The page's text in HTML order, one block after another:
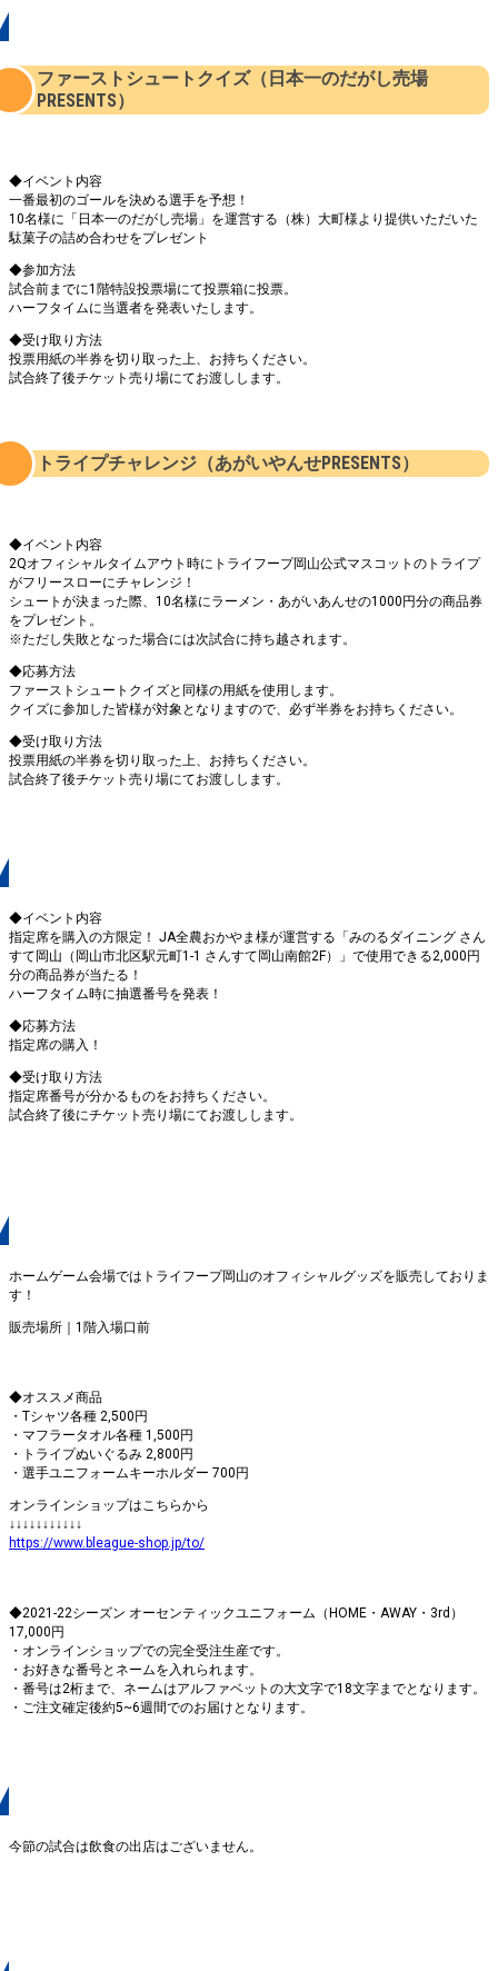
ファーストシュートクイズ（日本一のだがし売場
PRESENTS）
◆イベント内容
一番最初のゴールを決める選手を予想！
10名様に「日本一のだがし売場」を運営する（株）大町様より提供いただいた
駄菓子の詰め合わせをプレゼント
◆参加方法
試合前までに1階特設投票場にて投票箱に投票。
ハーフタイムに当選者を発表いたします。
◆受け取り方法
投票用紙の半券を切り取った上、お持ちください。
試合終了後チケット売り場にてお渡しします。
トライプチャレンジ（あがいやんせPRESENTS）
◆イベント内容
2Qオフィシャルタイムアウト時にトライフープ岡山公式マスコットのトライプ
がフリースローにチャレンジ！
シュートが決まった際、10名様にラーメン・あがいあんせの1000円分の商品券
をプレゼント。
※ただし失敗となった場合には次試合に持ち越されます。
◆応募方法
ファーストシュートクイズと同様の用紙を使用します。
クイズに参加した皆様が対象となりますので、必ず半券をお持ちください。
◆受け取り方法
投票用紙の半券を切り取った上、お持ちください。
試合終了後チケット売り場にてお渡しします。
◆イベント内容
指定席を購入の方限定！ JA全農おかやま様が運営する「みのるダイニング さん
すて岡山（岡山市北区駅元町1-1 さんすて岡山南館2F）」で使用できる2,000円
分の商品券が当たる！
ハーフタイム時に抽選番号を発表！
◆応募方法
指定席の購入！
◆受け取り方法
指定席番号が分かるものをお持ちください。
試合終了後にチケット売り場にてお渡しします。
ホームゲーム会場ではトライフープ岡山のオフィシャルグッズを販売しておりま
す！
販売場所｜1階入場口前
◆オススメ商品
・Tシャツ各種 2,500円
・マフラータオル各種 1,500円
・トライプぬいぐるみ 2,800円
・選手ユニフォームキーホルダー 700円
オンラインショップはこちらから
↓↓↓↓↓↓↓↓↓↓↓
https://www.bleague-shop.jp/to/
◆2021-22シーズン オーセンティックユニフォーム（HOME・AWAY・3rd）
17,000円
・オンラインショップでの完全受注生産です。
・お好きな番号とネームを入れられます。
・番号は2桁まで、ネームはアルファベットの大文字で18文字までとなります。
・ご注文確定後約5~6週間でのお届けとなります。
今節の試合は飲食の出店はございません。